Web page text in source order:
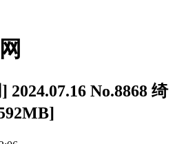
No.8868 绮